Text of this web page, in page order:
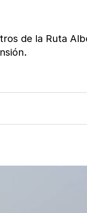
de la Ruta